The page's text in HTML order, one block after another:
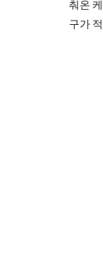
춰온
구가